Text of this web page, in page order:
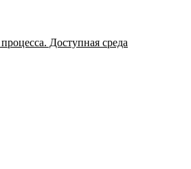
Доступная среда